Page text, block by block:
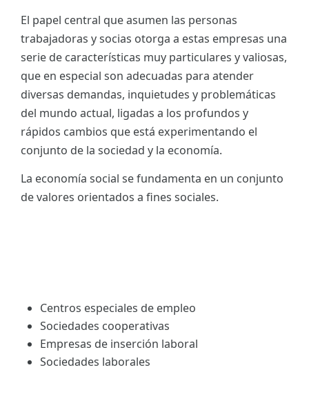
El papel central que asumen las personas
trabajadoras y socias otorga a estas empresas una
serie de características muy particulares y valiosas,
que en especial son adecuadas para atender
diversas demandas, inquietudes y problemáticas
del mundo actual, ligadas a los profundos y
rápidos cambios que está experimentando el
conjunto de la sociedad y la economía.
La economía social se fundamenta en un conjunto
de valores orientados a fines sociales.
Centros especiales de empleo
Sociedades cooperativas
Empresas de inserción laboral
Sociedades laborales